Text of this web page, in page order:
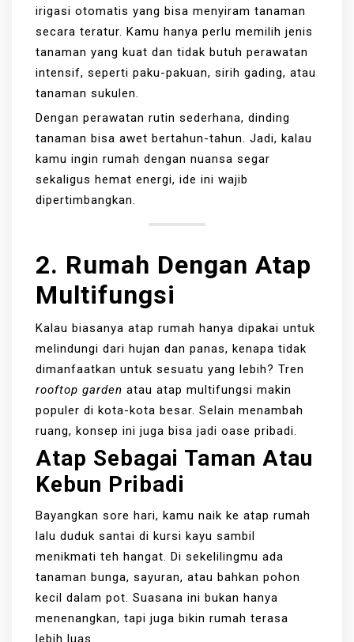
irigasi otomatis yang bisa menyiram tanaman
secara teratur. Kamu hanya perlu memilih jenis
tanaman yang kuat dan tidak butuh perawatan
intensif, seperti paku-pakuan, sirih gading, atau
tanaman sukulen.
Dengan perawatan rutin sederhana, dinding
tanaman bisa awet bertahun-tahun. Jadi, kalau
kamu ingin rumah dengan nuansa segar
sekaligus hemat energi, ide ini wajib
dipertimbangkan.
2. Rumah Dengan Atap
Multifungsi
Kalau biasanya atap rumah hanya dipakai untuk
melindungi dari hujan dan panas, kenapa tidak
dimanfaatkan untuk sesuatu yang lebih? Tren
rooftop garden atau atap multifungsi makin
populer di kota-kota besar. Selain menambah
ruang, konsep ini juga bisa jadi oase pribadi.
Atap Sebagai Taman Atau
Kebun Pribadi
Bayangkan sore hari, kamu naik ke atap rumah
lalu duduk santai di kursi kayu sambil
menikmati teh hangat. Di sekelilingmu ada
tanaman bunga, sayuran, atau bahkan pohon
kecil dalam pot. Suasana ini bukan hanya
menenangkan, tapi juga bikin rumah terasa
lebih luas.